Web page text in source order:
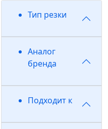
Тип резки
Аналог
бренда
Подходит к